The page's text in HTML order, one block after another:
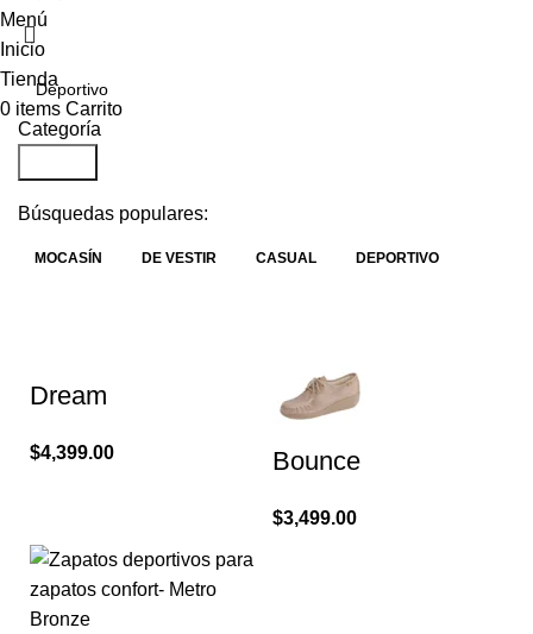
Categoría
Búsquedas populares:
MOCASÍN DE VESTIR CASUAL DEPORTIVO
Dream
$4,399.00 Bounce
$3,499.00
Menú
Inicio
Tienda
0 items Carrito